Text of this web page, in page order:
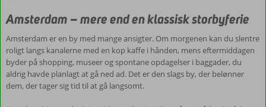
Amsterdam – mere end en klassisk storbyferie
Amsterdam er en by med mange ansigter. Om morgenen kan du slentre
roligt langs kanalerne med en kop kaffe i hånden, mens eftermiddagen
byder på shopping, museer og spontane opdagelser i baggader, du
aldrig havde planlagt at gå ned ad. Det er den slags by, der belønner
dem, der tager sig tid til at gå langsomt.